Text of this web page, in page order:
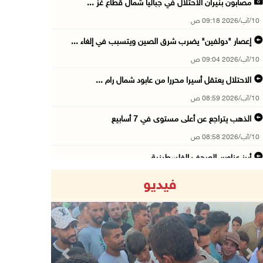
مصابون بنيران الاحتلال في جباليا شمال قطاع غز ...
10/آب/2026 09:18 ص
إعصار "دولفين" يضرب شرق الصين ويتسبب في إلغاء ...
10/آب/2026 09:04 ص
الاحتلال يعتقل أسيرا محررا من عابود شمال رام ...
10/آب/2026 08:59 ص
الذهب يتراجع عن أعلى مستوى في 7 أسابيع
10/آب/2026 08:58 ص
أبرز عناوين الصحف الفلسطينية
10/آب/2026 08:54 ص
قوات الاحتلال تعتقل 3 مواطنين من محافظة جنين
10/آب/2026 08:52 ص
فيديو
Previous Next